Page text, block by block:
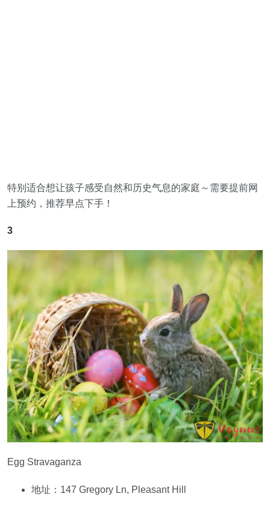
特别适合想让孩子感受自然和历史气息的家庭～需要提前网
上预约，推荐早点下手！
3
Egg Stravaganza
地址：147 Gregory Ln, Pleasant Hill